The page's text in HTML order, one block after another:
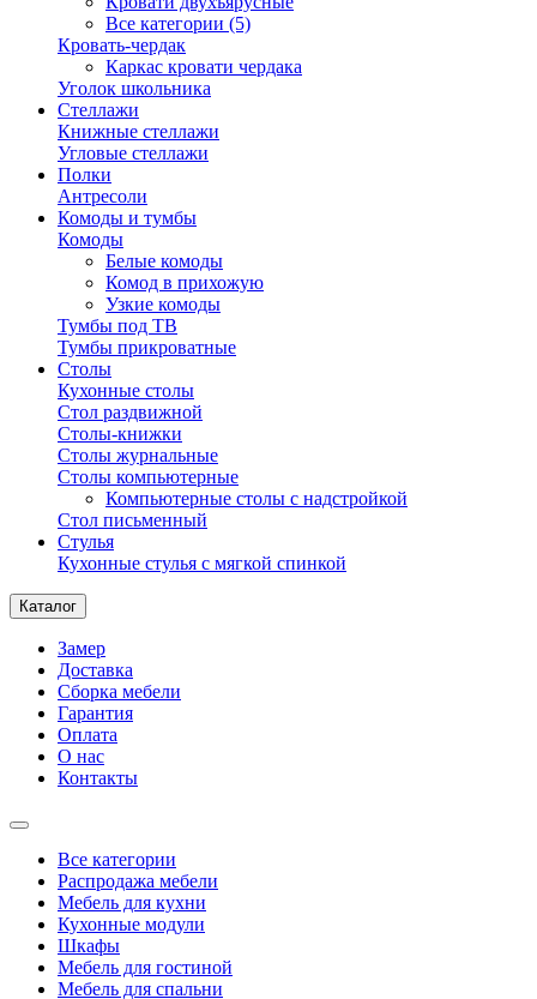
Все категории (5)
Кровать-чердак
Каркас кровати чердака
Уголок школьника
Стеллажи
Книжные стеллажи
Угловые стеллажи
Полки
Антресоли
Комоды и тумбы
Комоды
Белые комоды
Комод в прихожую
Узкие комоды
Тумбы под ТВ
Тумбы прикроватные
Столы
Кухонные столы
Стол раздвижной
Столы-книжки
Столы журнальные
Столы компьютерные
Компьютерные столы с надстройкой
Стол письменный
Стулья
Кухонные стулья с мягкой спинкой
Каталог
Замер
Доставка
Сборка мебели
Гарантия
Оплата
О нас
Контакты
Все категории
Распродажа мебели
Мебель для кухни
Кухонные модули
Шкафы
Мебель для гостиной
Мебель для спальни